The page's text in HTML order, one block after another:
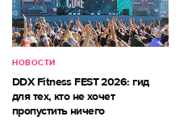
НОВОСТИ
DDX Fitness FEST 2026: гид
для тех, кто не хочет
пропустить ничего